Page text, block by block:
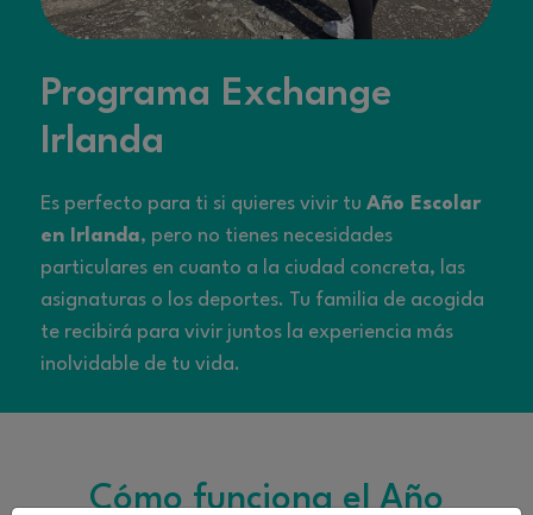
Programa Exchange
Irlanda
Es perfecto para ti si quieres vivir tu Año Escolar
en Irlanda, pero no tienes necesidades
particulares en cuanto a la ciudad concreta, las
asignaturas o los deportes. Tu familia de acogida
te recibirá para vivir juntos la experiencia más
inolvidable de tu vida.
Cómo funciona el Año